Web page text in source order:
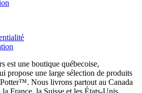
est une boutique québecoise,
propose une large sélection de produits
Nous livrons partout au Canada
France, la Suisse et les États-Unis.